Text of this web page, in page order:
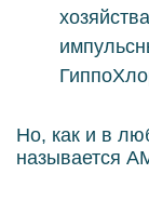
Но, как и в
называется